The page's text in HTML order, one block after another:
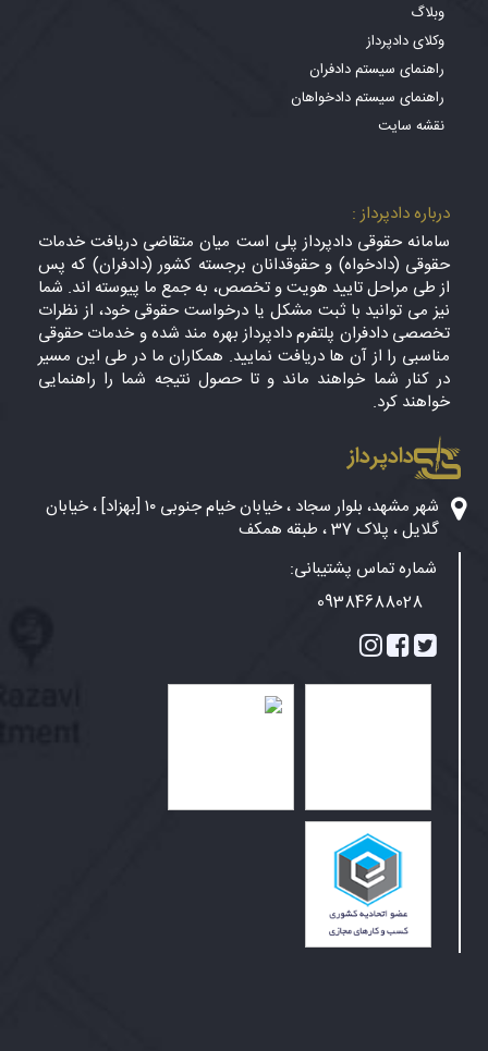
وبلاگ
وکلای دادپرداز
راهنمای سیستم دادفران
راهنمای سیستم دادخواهان
نقشه سایت
درباره دادپرداز :
سامانه حقوقی دادپرداز پلی است میان متقاضی دریافت خدمات
حقوقی (دادخواه) و حقوقدانان برجسته کشور (دادفران) که پس
از طی مراحل تایید هویت و تخصص، به جمع ما پیوسته اند. شما
نیز می توانید با ثبت مشکل یا درخواست حقوقی خود، از نظرات
تخصصی دادفران پلتفرم دادپرداز بهره مند شده و خدمات حقوقی
مناسبی را از آن ها دریافت نمایید. همکاران ما در طی این مسیر
در کنار شما خواهند ماند و تا حصول نتیجه شما را راهنمایی
خواهند کرد.
دادپرداز
شهر مشهد، بلوار سجاد ، خیابان خیام جنوبی ۱۰ [بهزاد] ، خیابان
گلایل ، پلاک 37 ، طبقه همکف
شماره تماس پشتیبانی:
09384688028